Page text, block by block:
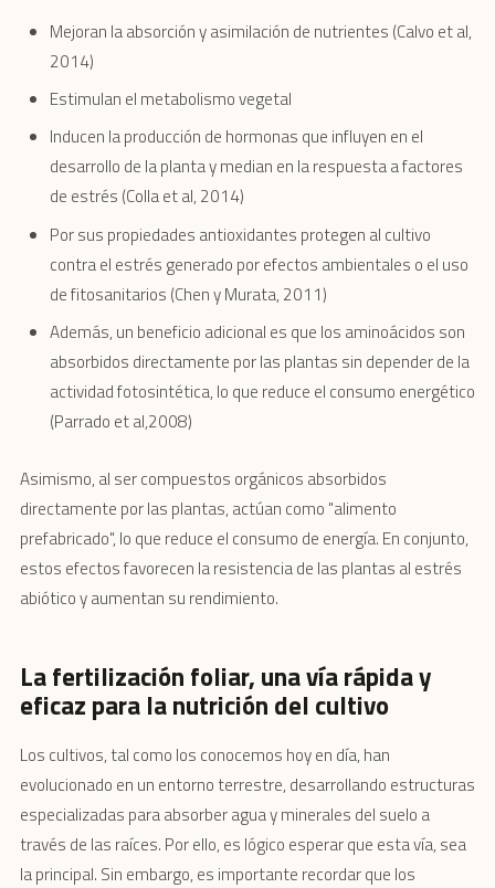
Mejoran la absorción y asimilación de nutrientes (Calvo et al,
2014)
Estimulan el metabolismo vegetal
Inducen la producción de hormonas que influyen en el
desarrollo de la planta y median en la respuesta a factores
de estrés (Colla et al, 2014)
Por sus propiedades antioxidantes protegen al cultivo
contra el estrés generado por efectos ambientales o el uso
de fitosanitarios (Chen y Murata, 2011)
Además, un beneficio adicional es que los aminoácidos son
absorbidos directamente por las plantas sin depender de la
actividad fotosintética, lo que reduce el consumo energético
(Parrado et al,2008)
Asimismo, al ser compuestos orgánicos absorbidos
directamente por las plantas, actúan como "alimento
prefabricado", lo que reduce el consumo de energía. En conjunto,
estos efectos favorecen la resistencia de las plantas al estrés
abiótico y aumentan su rendimiento.
La fertilización foliar, una vía rápida y
eficaz para la nutrición del cultivo
Los cultivos, tal como los conocemos hoy en día, han
evolucionado en un entorno terrestre, desarrollando estructuras
especializadas para absorber agua y minerales del suelo a
través de las raíces. Por ello, es lógico esperar que esta vía, sea
la principal. Sin embargo, es importante recordar que los